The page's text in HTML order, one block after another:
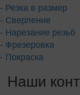
- Резка в размер
- Сверление
- Нарезание резьб
- Фрезеровка
- Покраска
Наши